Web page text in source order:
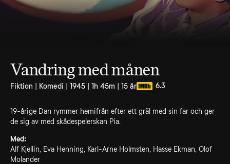
Vandring med månen
Fiktion | Komedi | 1945 | 1h 45m | 15 år 6.3
19-årige Dan rymmer hemifrån efter ett gräl med sin far och ger
de sig av med skådespelerskan Pia.
Med:
Alf Kjellin, Eva Henning, Karl-Arne Holmsten, Hasse Ekman, Olof
Molander